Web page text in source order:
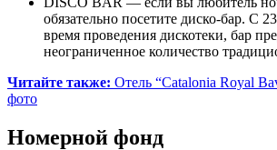
обязательно посетите диско-бар. С
время проведения дискотеки, бар
неограниченное количество
Читайте также: Отель “Catalonia Royal
фото
Номерной фонд